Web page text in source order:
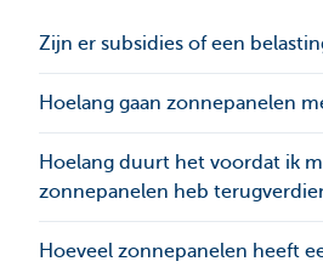
Zijn er subsidies of een
Hoelang gaan zonnepanelen
Hoelang duurt het voordat ik
zonnepanelen heb
Hoeveel zonnepanelen heeft